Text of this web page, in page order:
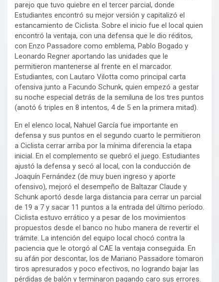
parejo que tuvo quiebre en el tercer parcial, donde
Estudiantes encontró su mejor versión y capitalizó el
estancamiento de Ciclista. Sobre el inicio fue el local quien
encontró la ventaja, con una defensa que le dio réditos,
con Enzo Passadore como emblema, Pablo Bogado y
Leonardo Regner aportando las unidades que le
permitieron mantenerse al frente en el marcador.
Estudiantes, con Lautaro Vilotta como principal carta
ofensiva junto a Facundo Schunk, quien empezó a gestar
su noche especial detrás de la semiluna de los tres puntos
(anotó 6 triples en 8 intentos, 4 de 5 en la primera mitad).
En el elenco local, Nahuel García fue importante en
defensa y sus puntos en el segundo cuarto le permitieron
a Ciclista cerrar arriba por la mínima diferencia la etapa
inicial. En el complemento se quebró el juego. Estudiantes
ajustó la defensa y secó al local, con la conducción de
Joaquín Fernández (de muy buen ingreso y aporte
ofensivo), mejoró el desempeño de Baltazar Claude y
Schunk aportó desde larga distancia para cerrar un parcial
de 19 a 7 y sacar 11 puntos a la entrada del último período.
Ciclista estuvo errático y a pesar de los movimientos
propuestos desde el banco no hubo manera de revertir el
trámite. La intención del equipo local chocó contra la
paciencia que le otorgó al CAE la ventaja conseguida. En
su afán por descontar, los de Mariano Passadore tomaron
tiros apresurados y poco efectivos, no logrando bajar las
pérdidas de balón y terminaron pagando caro sus errores.